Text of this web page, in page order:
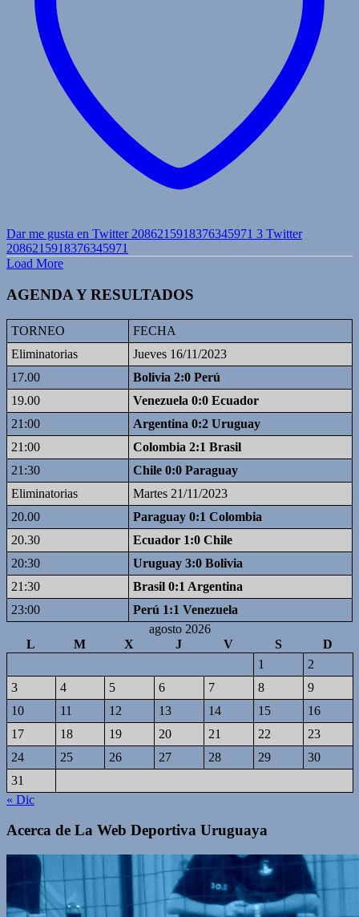
Dar me gusta en Twitter 2086215918376345971 3 Twitter
2086215918376345971
Load More
AGENDA Y RESULTADOS
TORNEO
FECHA
Eliminatorias
Jueves 16/11/2023
17.00
Bolivia 2:0 Perú
19.00
Venezuela 0:0 Ecuador
21:00
Argentina 0:2 Uruguay
21:00
Colombia 2:1 Brasil
21:30
Chile 0:0 Paraguay
Eliminatorias
Martes 21/11/2023
20.00
Paraguay 0:1 Colombia
20.30
Ecuador 1:0 Chile
20:30
Uruguay 3:0 Bolivia
21:30
Brasil 0:1 Argentina
23:00
Perú 1:1 Venezuela
agosto 2026
L
M X J V S
D
1
2
3
4 5 6 7 8
9
10
11 12 13 14 15
16
17
18 19 20 21 22
23
24
25 26 27 28 29
30
31
« Dic
Acerca de La Web Deportiva Uruguaya